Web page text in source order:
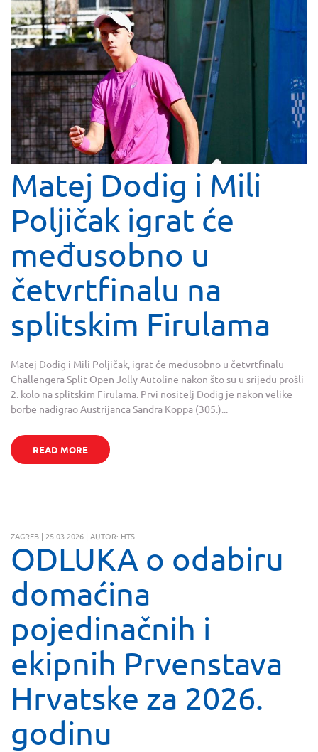
Matej Dodig i Mili
Poljičak igrat će
međusobno u
četvrtfinalu na
splitskim Firulama
Matej Dodig i Mili Poljičak, igrat će međusobno u četvrtfinalu
Challengera Split Open Jolly Autoline nakon što su u srijedu prošli
2. kolo na splitskim Firulama. Prvi nositelj Dodig je nakon velike
borbe nadigrao Austrijanca Sandra Koppa (305.)...
READ MORE
ZAGREB | 25.03.2026 | AUTOR: HTS
ODLUKA o odabiru
domaćina
pojedinačnih i
ekipnih Prvenstava
Hrvatske za 2026.
godinu